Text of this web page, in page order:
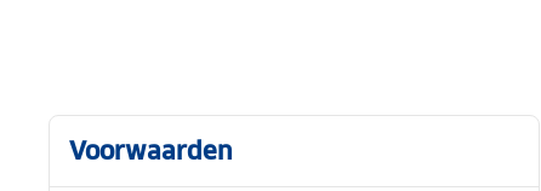
Voorwaarden